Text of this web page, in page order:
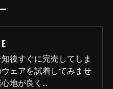
後すぐに完売してしま
ェアを試着してみませ
地が良く…